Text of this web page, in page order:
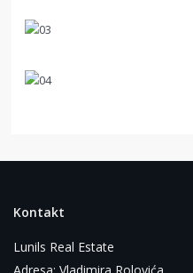
Kontakt
Lunils Real Estate
Adresa: Vladimira Rolovića